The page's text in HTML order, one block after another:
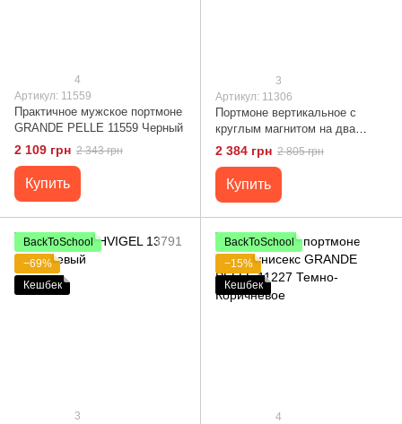
4
Артикул: 11559
Практичное мужское портмоне
GRANDE PELLE 11559 Черный
2 109 грн 2 343 грн
Купить
3
Артикул: 11306
Портмоне вертикальное с
круглым магнитом на два
отделения GRANDE PELLE
11306 Черное
2 384 грн 2 805 грн
Купить
BackToSchool
−69%
Кешбек
3
BackToSchool
−15%
Кешбек
4